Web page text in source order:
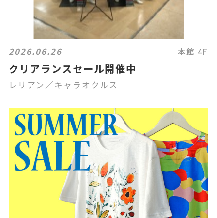
2026.06.26 本館 4F
クリアランスセール開催中
レリアン／キャラオクルス